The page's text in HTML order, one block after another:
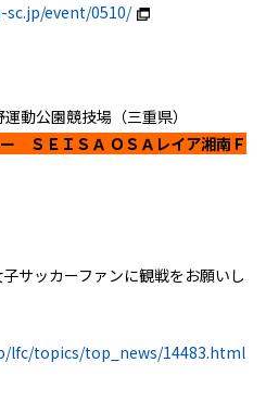
event/0510/
動公園競技場（三重県）
ＳＥＩＳＡ ＯＳＡレイア湘南Ｆ
サッカーファンに観戦をお願いし
lfc/topics/top_news/14483.html